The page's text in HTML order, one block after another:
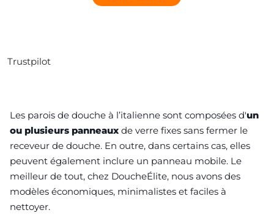
Trustpilot
Les parois de douche à l’italienne sont composées d'un
ou plusieurs panneaux de verre fixes sans fermer le
receveur de douche. En outre, dans certains cas, elles
peuvent également inclure un panneau mobile. Le
meilleur de tout, chez DoucheÉlite, nous avons des
modèles économiques, minimalistes et faciles à
nettoyer.